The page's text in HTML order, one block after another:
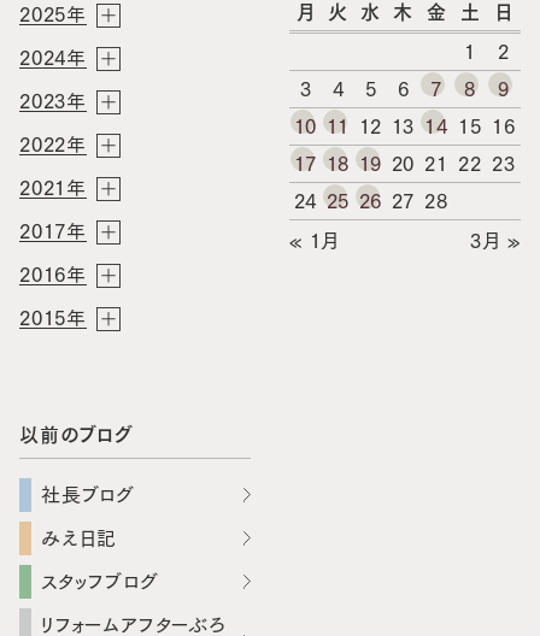
2025年
2024年
2023年
2022年
2021年
2017年
2016年
2015年
月
火 水 木 金 土 日
1
2
3
4 5 6 7 8
9
10 11 12 13 14 15
16
17 18 19 20 21 22
23
24 25 26 27 28
« 1月 3月 »
以前のブログ
社長ブログ
みえ日記
スタッフブログ
リフォームアフターぶろ